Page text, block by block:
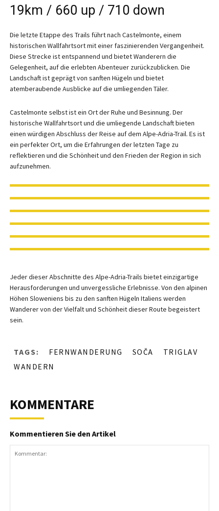
19km / 660 up / 710 down
Die letzte Etappe des Trails führt nach Castelmonte, einem
historischen Wallfahrtsort mit einer faszinierenden Vergangenheit.
Diese Strecke ist entspannend und bietet Wanderern die
Gelegenheit, auf die erlebten Abenteuer zurückzublicken. Die
Landschaft ist geprägt von sanften Hügeln und bietet
atemberaubende Ausblicke auf die umliegenden Täler.
Castelmonte selbst ist ein Ort der Ruhe und Besinnung. Der
historische Wallfahrtsort und die umliegende Landschaft bieten
einen würdigen Abschluss der Reise auf dem Alpe-Adria-Trail. Es ist
ein perfekter Ort, um die Erfahrungen der letzten Tage zu
reflektieren und die Schönheit und den Frieden der Region in sich
aufzunehmen.
Jeder dieser Abschnitte des Alpe-Adria-Trails bietet einzigartige
Herausforderungen und unvergessliche Erlebnisse. Von den alpinen
Höhen Sloweniens bis zu den sanften Hügeln Italiens werden
Wanderer von der Vielfalt und Schönheit dieser Route begeistert
sein.
TAGS: FERNWANDERUNG SOČA
TRIGLAV
WANDERN
KOMMENTARE
Kommentieren Sie den Artikel